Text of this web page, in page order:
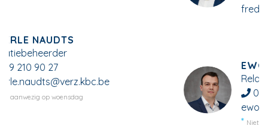
frederic.yvergneaux@verz.kbc.be
Relatiebeheerder
ewout.vanneyghem2@verz.kbc.be